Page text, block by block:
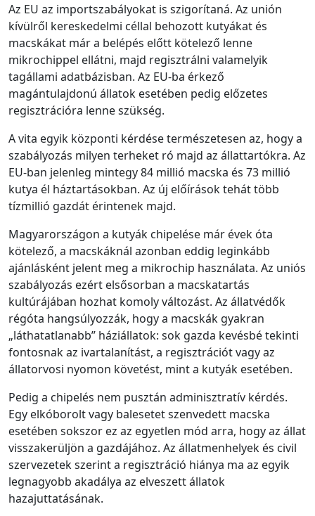
Az EU az importszabályokat is szigorítaná. Az unión
kívülről kereskedelmi céllal behozott kutyákat és
macskákat már a belépés előtt kötelező lenne
mikrochippel ellátni, majd regisztrálni valamelyik
tagállami adatbázisban. Az EU-ba érkező
magántulajdonú állatok esetében pedig előzetes
regisztrációra lenne szükség.
A vita egyik központi kérdése természetesen az, hogy a
szabályozás milyen terheket ró majd az állattartókra. Az
EU-ban jelenleg mintegy 84 millió macska és 73 millió
kutya él háztartásokban. Az új előírások tehát több
tízmillió gazdát érintenek majd.
Magyarországon a kutyák chipelése már évek óta
kötelező, a macskáknál azonban eddig leginkább
ajánlásként jelent meg a mikrochip használata. Az uniós
szabályozás ezért elsősorban a macskatartás
kultúrájában hozhat komoly változást. Az állatvédők
régóta hangsúlyozzák, hogy a macskák gyakran
„láthatatlanabb” háziállatok: sok gazda kevésbé tekinti
fontosnak az ivartalanítást, a regisztrációt vagy az
állatorvosi nyomon követést, mint a kutyák esetében.
Pedig a chipelés nem pusztán adminisztratív kérdés.
Egy elkóborolt vagy balesetet szenvedett macska
esetében sokszor ez az egyetlen mód arra, hogy az állat
visszakerüljön a gazdájához. Az állatmenhelyek és civil
szervezetek szerint a regisztráció hiánya ma az egyik
legnagyobb akadálya az elveszett állatok
hazajuttatásának.